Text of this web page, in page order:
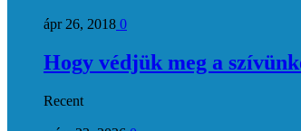
ápr 26, 2018 0
Hogy védjük meg a
Recent